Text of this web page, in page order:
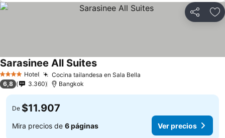
Compartir
4 EstrellasHotel Cocina tailandesa en Sala Bella
Sarasinee All Suites
6,8 3.360 Bangkok
De $11.907
Mira precios de 6 páginas Ver precios